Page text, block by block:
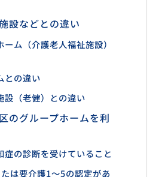
設などとの違い
ム（介護老人福祉施設）
との違い
設（老健）との違い
のグループホームを利
の診断を受けていること
は要介護1〜5の認定があ